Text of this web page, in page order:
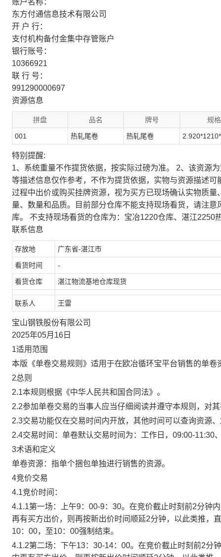
账户名称：
东方付通信息技术有限公司
开 户 行：
支付机构备付金集中存管账户
银行账号：
10366921
联 行 号：
991290000697
资源信息
拼盘 品名 牌号 规格
001 热轧尾卷 热轧尾卷
特别提醒:
1、系统重量不作提货依据，按实际过磅为准。 2、该资源
等描述信息仅作参考，不作为提货依据，实物与资源描述
过程中出价或购买挂牌资源，视为买方已现场确认实物质
量、数量和品质。目前部分仓库不能支持现场看货，请注
库。 不支持现场看货的仓库为：宝冶1220仓库、湛江2250
联系信息
存放地 广东省-湛江市
看货时间 -
看货仓库 湛江物流基地仓库现货
联系人 王雷
宝山钢铁股份有限公司
2025年05月16日
1适用范围
本版《单卷交易规则》适用于在欧冶循环宝平台销售的单卷
2总则
2.1本规则根据《中华人民共和国合同法》。
2.2参加单卷交易的当事人应当仔细阅读并遵守本规则，对
2.3交易功能仅在交易时间内开放，其他时间可以查询资源
2.4交易时间：单卷默认交易时间为：工作日，09:00-11:30
3术语和定义
单卷资源：指单个捆包单独进行销售的资源。
4竞价交易
4.1竞价时间：
4.1.1第一场：上午9：00-9：30。在竞价截止时刻前2分钟
再有买方出价，则再按新出价时间顺延2分钟，以此类推，
10：00，至10：00强制结束。
4.1.2第二场：下午13：30-14：00。在竞价截止时刻前2分